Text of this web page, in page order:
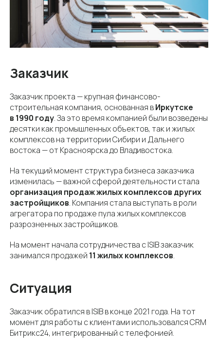
Заказчик
Заказчик проекта — крупная финансово-
строительная компания, основанная вИркутске
в 1990 году. За это время компанией были возведены
десятки как промышленных объектов, так и жилых
комплексов на территории Сибири и Дальнего
востока — от Красноярска до Владивостока.
На текущий момент структура бизнеса заказчика
изменилась — важной сферой деятельности стала
организация продаж жилых комплексов других
застройщиков. Компания стала выступать в роли
агрегатора по продаже пула жилых комплексов
разрозненных застройщиков.
На момент начала сотрудничества с ISIB заказчик
занимался продажей 11 жилых комплексов.
Ситуация
Заказчик обратился в ISIB в конце 2021 года. На тот
момент для работы с клиентами использовался CRM
Битрикс24, интегрированный с телефонией.